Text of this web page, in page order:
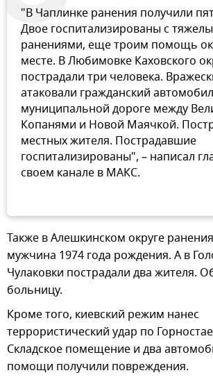
"В Чаплинке ранения получили
Двое госпитализированы с
ранениями, еще троим помощь
месте. В Любимовке Каховского
пострадали три человека.
атаковали гражданский
муниципальной дороге между
Копанями и Новой Маячкой.
местных жителя. Пострадавшие
госпитализированы", – написал
своем канале в МАКС.
Также в Алешкинском округе
мужчина 1974 года рождения. А в
Чулаковки пострадали два жителя.
больницу.
Кроме того, киевский режим нанес
террористический удар по
Складское помещение и два
помощи получили повреждения.